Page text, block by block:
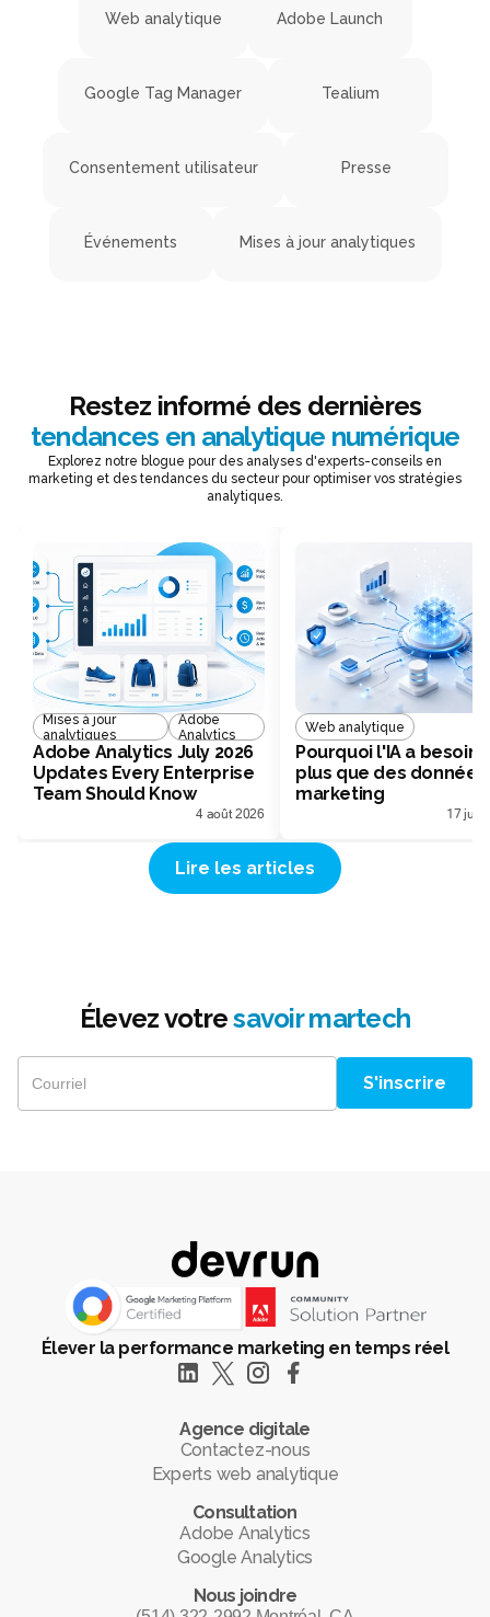
Web analytique Adobe Launch
Google Tag Manager Tealium
Consentement utilisateur Presse
Événements Mises à jour analytiques
Restez informé des dernières
tendances en analytique numérique
Explorez notre blogue pour des analyses d'experts-conseils en
marketing et des tendances du secteur pour optimiser vos stratégies
analytiques.
Mises à jour
analytiques
Adobe
Analytics
Adobe Analytics July 2026
Updates Every Enterprise
Team Should Know
4 août 2026
Web analytique
Pourquoi l'IA a besoin
plus que des données
marketing
17
Lire les articles
Élevez votresavoir martech
Élever la performance marketing en temps réel
Agence digitale
Contactez-nous
Experts web analytique
Consultation
Adobe Analytics
Google Analytics
Nous joindre